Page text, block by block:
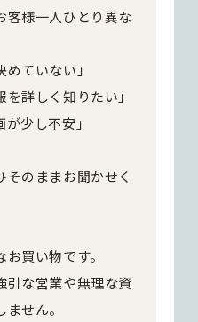
客様一人ひとり異な
めていない」
を詳しく知りたい」
少し不安」
そのままお聞かせく
買い物です。
引な営業や無理な資
せん。